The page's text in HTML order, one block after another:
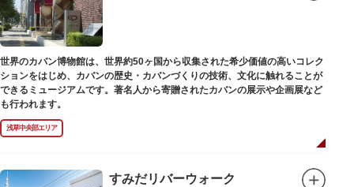
世界のカバン博物館は、世界約50ヶ国から収集された希少価値の高いコレク
ションをはじめ、カバンの歴史・カバンづくりの技術、文化に触れることが
できるミュージアムです。著名人から寄贈されたカバンの展示や企画展など
も行われます。
浅草中央部エリア
すみだリバーウォーク